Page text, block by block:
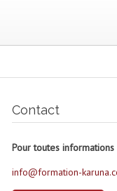
Contact
Pour toutes
info@formation-